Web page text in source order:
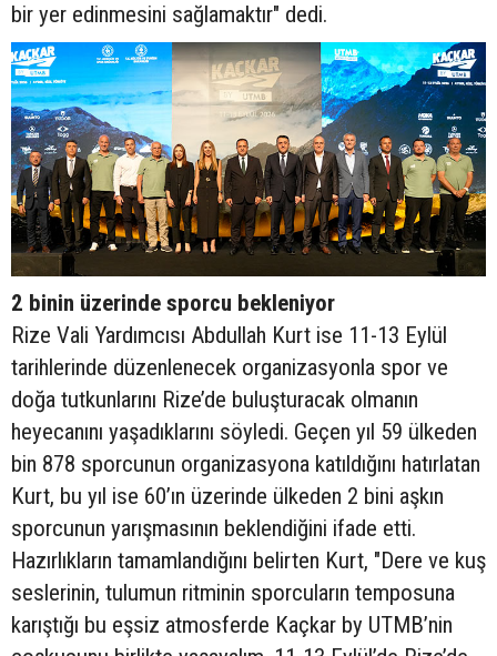
bir yer edinmesini sağlamaktır" dedi.
2 binin üzerinde sporcu bekleniyor
Rize Vali Yardımcısı Abdullah Kurt ise 11-13 Eylül
tarihlerinde düzenlenecek organizasyonla spor ve
doğa tutkunlarını Rize’de buluşturacak olmanın
heyecanını yaşadıklarını söyledi. Geçen yıl 59 ülkeden
bin 878 sporcunun organizasyona katıldığını hatırlatan
Kurt, bu yıl ise 60’ın üzerinde ülkeden 2 bini aşkın
sporcunun yarışmasının beklendiğini ifade etti.
Hazırlıkların tamamlandığını belirten Kurt, "Dere ve kuş
seslerinin, tulumun ritminin sporcuların temposuna
karıştığı bu eşsiz atmosferde Kaçkar by UTMB’nin